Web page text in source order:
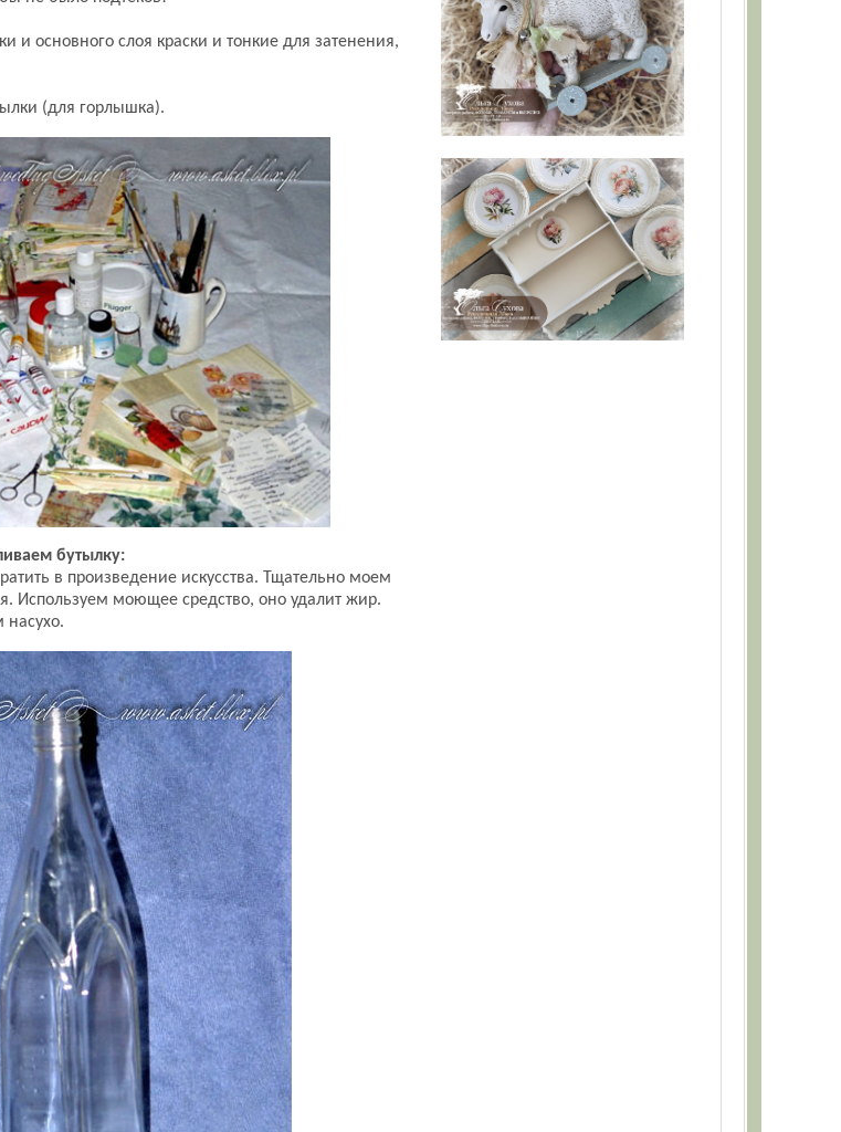
и основного слоя краски и тонкие для затенения,
(для горлышка).
бутылку:
в произведение искусства. Тщательно моем
Используем моющее средство, оно удалит жир.